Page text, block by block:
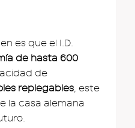
es que el I.D.
de hasta 600
de
replegables, este
la casa alemana